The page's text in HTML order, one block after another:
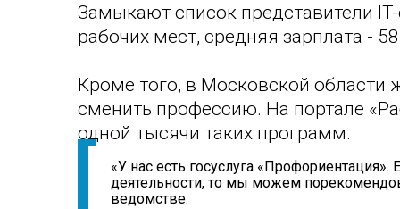
Замыкают список представители
рабочих мест, средняя зарплата -
Кроме того, в Московской области
сменить профессию. На портале
одной тысячи таких программ.
«У нас есть госуслуга
деятельности, то мы можем
ведомстве.